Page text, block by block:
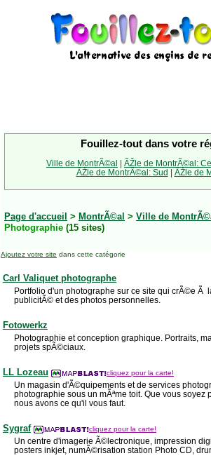
Fouillez-tout dans votre
Ville de MontrÃ©al | ÃŽle de MontrÃ©al:
ÃŽle de MontrÃ©al: Sud | ÃŽle de
Page d'accueil > MontrÃ©al > Ville de
Photographie (15 sites)
Ajoutez votre site dans cette catégorie
Carl Valiquet photographe
Portfolio d'un photographe sur ce site qui crÃ©e Ã
publicitÃ© et des photos personnelles.
Fotowerkz
Photographie et conception graphique. Portraits,
projets spÃ©ciaux.
LL Lozeau cliquez pour la carte!
Un magasin d'Ã©quipements et de services
photographie sous un mÃªme toit. Que vous soyez
nous avons ce qu'il vous faut.
Sygraf cliquez pour la carte!
Un centre d'imagerie Ã©lectronique, impression
posters inkjet, numÃ©risation station Photo CD,